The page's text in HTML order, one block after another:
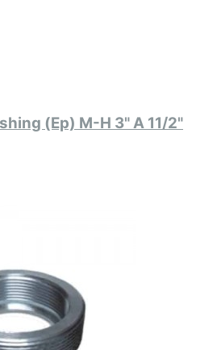
(Ep) M-H 3" A 11/2"